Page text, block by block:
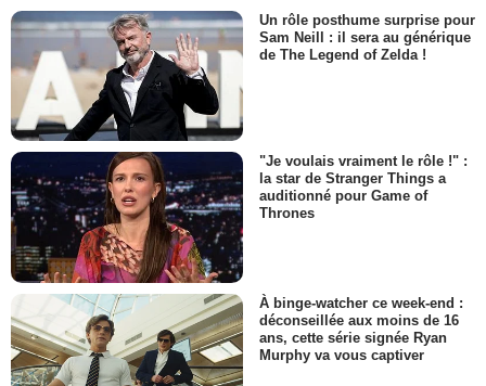
Un rôle posthume surprise pour
Sam Neill : il sera au générique
de The Legend of Zelda !
"Je voulais vraiment le rôle !" :
la star de Stranger Things a
auditionné pour Game of
Thrones
À binge-watcher ce week-end :
déconseillée aux moins de 16
ans, cette série signée Ryan
Murphy va vous captiver